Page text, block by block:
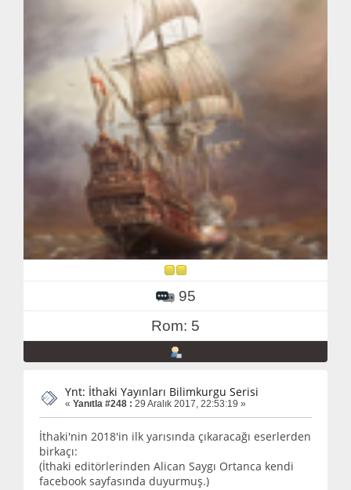
95
Rom: 5
Ynt: İthaki Yayınları Bilimkurgu Serisi
« Yanıtla #248 : 29 Aralık 2017, 22:53:19 »
İthaki'nin 2018'in ilk yarısında çıkaracağı eserlerden
birkaçı:
(İthaki editörlerinden Alican Saygı Ortanca kendi
facebook sayfasında duyurmuş.)